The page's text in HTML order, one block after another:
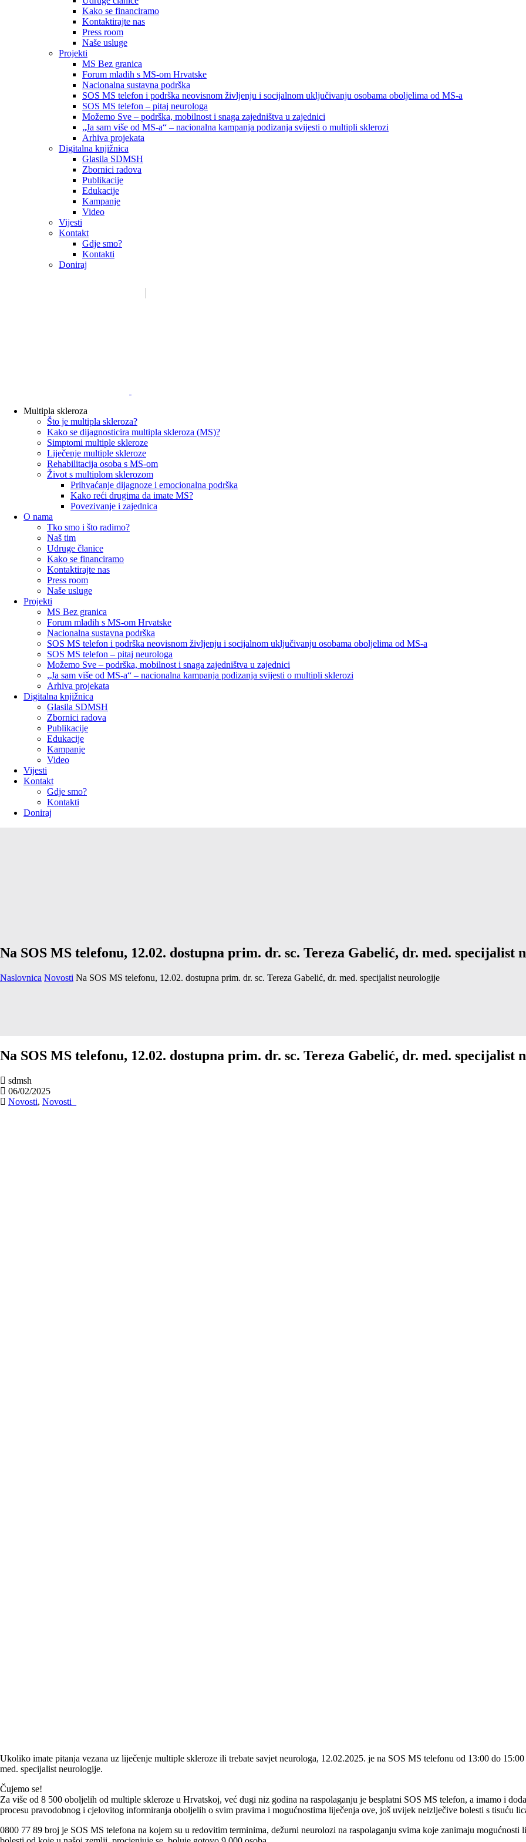
Kako se financiramo
Kontaktirajte nas
Press room
Naše usluge
Projekti
MS Bez granica
Forum mladih s MS-om Hrvatske
Nacionalna sustavna podrška
SOS MS telefon i podrška neovisnom življenju i socijalnom uključivanju osobama oboljelima od MS-a
SOS MS telefon – pitaj neurologa
Možemo Sve – podrška, mobilnost i snaga zajedništva u zajednici
„Ja sam više od MS-a“ – nacionalna kampanja podizanja svijesti o multipli sklerozi
Arhiva projekata
Digitalna knjižnica
Glasila SDMSH
Zbornici radova
Publikacije
Edukacije
Kampanje
Video
Vijesti
Kontakt
Gdje smo?
Kontakti
Doniraj
Multipla skleroza
Što je multipla skleroza?
Kako se dijagnosticira multipla skleroza (MS)?
Simptomi multiple skleroze
Liječenje multiple skleroze
Rehabilitacija osoba s MS-om
Život s multiplom sklerozom
Prihvaćanje dijagnoze i emocionalna podrška
Kako reći drugima da imate MS?
Povezivanje i zajednica
O nama
Tko smo i što radimo?
Naš tim
Udruge članice
Kako se financiramo
Kontaktirajte nas
Press room
Naše usluge
Projekti
MS Bez granica
Forum mladih s MS-om Hrvatske
Nacionalna sustavna podrška
SOS MS telefon i podrška neovisnom življenju i socijalnom uključivanju osobama oboljelima od MS-a
SOS MS telefon – pitaj neurologa
Možemo Sve – podrška, mobilnost i snaga zajedništva u zajednici
„Ja sam više od MS-a“ – nacionalna kampanja podizanja svijesti o multipli sklerozi
Arhiva projekata
Digitalna knjižnica
Glasila SDMSH
Zbornici radova
Publikacije
Edukacije
Kampanje
Video
Vijesti
Kontakt
Gdje smo?
Kontakti
Doniraj
Na SOS MS telefonu, 12.02. dostupna prim. dr. sc. Tereza Gabelić, dr. med. specijalist
Naslovnica Novosti Na SOS MS telefonu, 12.02. dostupna prim. dr. sc. Tereza Gabelić, dr. med. specijalist neurologije
Na SOS MS telefonu, 12.02. dostupna prim. dr. sc. Tereza Gabelić, dr. med. specijalist
sdmsh
06/02/2025
Novosti, Novosti_
Ukoliko imate pitanja vezana uz liječenje multiple skleroze ili trebate savjet neurologa, 12.02.2025. je na SOS MS telefonu od 13:00 do
med. specijalist neurologije.
Čujemo se!
Za više od 8 500 oboljelih od multiple skleroze u Hrvatskoj, već dugi niz godina na raspolaganju je besplatni SOS MS telefon, a imamo i
procesu pravodobnog i cjelovitog informiranja oboljelih o svim pravima i mogućnostima liječenja ove, još uvijek neizlječive bolesti s tisuću
0800 77 89 broj je SOS MS telefona na kojem su u redovitim terminima, dežurni neurolozi na raspolaganju svima koje zanimaju mogućnosti